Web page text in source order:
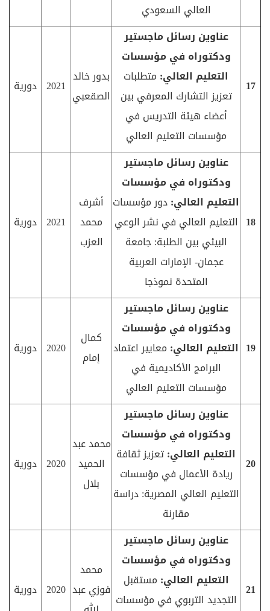
العالي السعودي
17
عناوين رسائل ماجستير
ودكتوراه في مؤسسات
التعليم العالي: متطلبات
تعزيز التشارك المعرفي بين
أعضاء هيئة التدريس في
مؤسسات التعليم العالي
بدور خالد
الصقعبي
2021 دورية
18
عناوين رسائل ماجستير
ودكتوراه في مؤسسات
التعليم العالي:دور مؤسسات
التعليم العالي في نشر الوعي
البيئي بين الطلبة: جامعة
عجمان- الإمارات العربية
المتحدة نموذجا
أشرف
محمد
العزب
2021 دورية
19
عناوين رسائل ماجستير
ودكتوراه في مؤسسات
التعليم العالي: معايير اعتماد
البرامج الأكاديمية في
مؤسسات التعليم العالي
كمال
إمام
2020 دورية
20
عناوين رسائل ماجستير
ودكتوراه في مؤسسات
التعليم العالي:تعزيز ثقافة
ريادة الأعمال في مؤسسات
التعليم العالي المصرية: دراسة
مقارنة
محمد عبد
الحميد
بلال
2020 دورية
21
عناوين رسائل ماجستير
ودكتوراه في مؤسسات
التعليم العالي: مستقبل
التجديد التربوي في مؤسسات
محمد
فوزي عبد 2020 دورية